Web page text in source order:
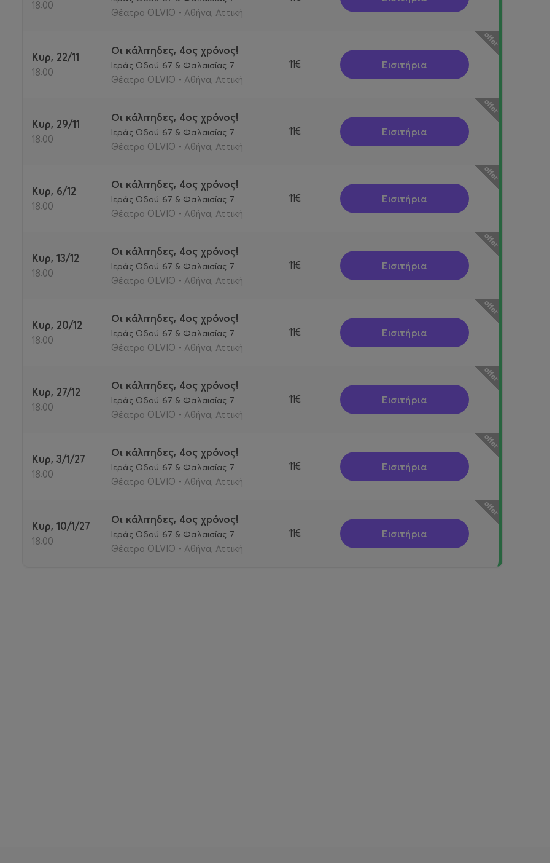
18:00
Θέατρο OLVIO - Αθήνα, Αττική
Κυρ, 22/11
18:00
Οι κάλπηδες, 4ος χρόνος!
Ιεράς Οδού 67 & Φαλαισίας 7
Θέατρο OLVIO - Αθήνα, Αττική
11€ Εισιτήρια
Κυρ, 29/11
18:00
Οι κάλπηδες, 4ος χρόνος!
Ιεράς Οδού 67 & Φαλαισίας 7
Θέατρο OLVIO - Αθήνα, Αττική
11€ Εισιτήρια
Κυρ, 6/12
18:00
Οι κάλπηδες, 4ος χρόνος!
Ιεράς Οδού 67 & Φαλαισίας 7
Θέατρο OLVIO - Αθήνα, Αττική
11€ Εισιτήρια
Κυρ, 13/12
18:00
Οι κάλπηδες, 4ος χρόνος!
Ιεράς Οδού 67 & Φαλαισίας 7
Θέατρο OLVIO - Αθήνα, Αττική
11€ Εισιτήρια
Κυρ, 20/12
18:00
Οι κάλπηδες, 4ος χρόνος!
Ιεράς Οδού 67 & Φαλαισίας 7
Θέατρο OLVIO - Αθήνα, Αττική
11€ Εισιτήρια
Κυρ, 27/12
18:00
Οι κάλπηδες, 4ος χρόνος!
Ιεράς Οδού 67 & Φαλαισίας 7
Θέατρο OLVIO - Αθήνα, Αττική
11€ Εισιτήρια
Κυρ, 3/1/27
18:00
Οι κάλπηδες, 4ος χρόνος!
Ιεράς Οδού 67 & Φαλαισίας 7
Θέατρο OLVIO - Αθήνα, Αττική
11€ Εισιτήρια
Κυρ, 10/1/27
18:00
Οι κάλπηδες, 4ος χρόνος!
Ιεράς Οδού 67 & Φαλαισίας 7
Θέατρο OLVIO - Αθήνα, Αττική
11€ Εισιτήρια